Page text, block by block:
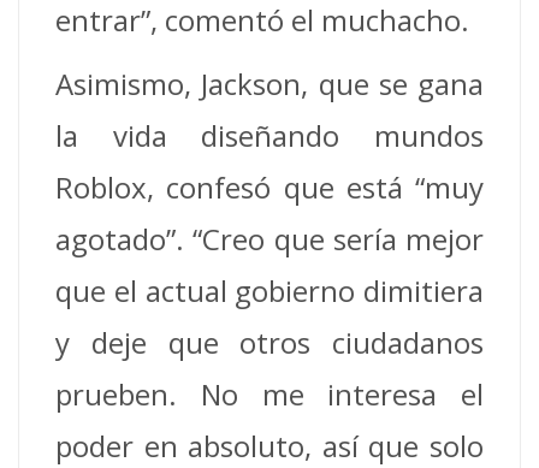
entrar”, comentó el muchacho.
Asimismo, Jackson, que se gana
la vida diseñando mundos
Roblox, confesó que está “muy
agotado”. “Creo que sería mejor
que el actual gobierno dimitiera
y deje que otros ciudadanos
prueben. No me interesa el
poder en absoluto, así que solo